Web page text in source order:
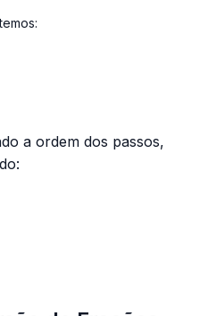
a ordem dos passos,